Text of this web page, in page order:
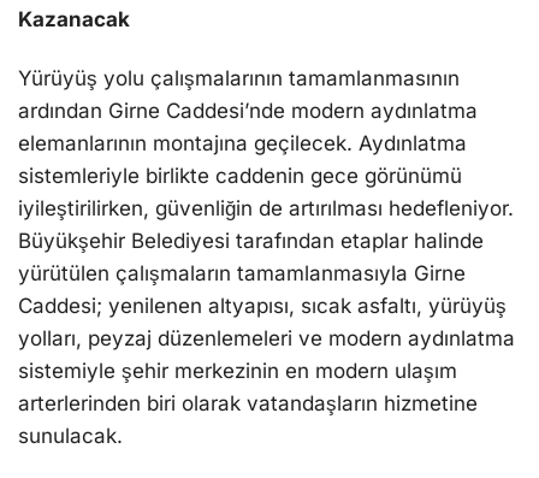
Kazanacak
Yürüyüş yolu çalışmalarının tamamlanmasının
ardından Girne Caddesi’nde modern aydınlatma
elemanlarının montajına geçilecek. Aydınlatma
sistemleriyle birlikte caddenin gece görünümü
iyileştirilirken, güvenliğin de artırılması hedefleniyor.
Büyükşehir Belediyesi tarafından etaplar halinde
yürütülen çalışmaların tamamlanmasıyla Girne
Caddesi; yenilenen altyapısı, sıcak asfaltı, yürüyüş
yolları, peyzaj düzenlemeleri ve modern aydınlatma
sistemiyle şehir merkezinin en modern ulaşım
arterlerinden biri olarak vatandaşların hizmetine
sunulacak.